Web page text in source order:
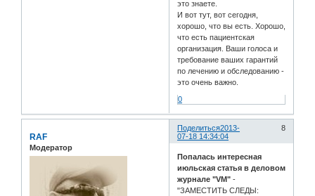
это знаете.
И вот тут, вот сегодня,
хорошо, что вы есть. Хорошо,
что есть пациентская
организация. Ваши голоса и
требование ваших гарантий
по лечению и обследованию -
это очень важно.
0
Поделиться 8
2013-
07-18 14:34:04
RAF
Модератор
Попалась интересная
июльская статья в деловом
журнале "VM" -
"ЗАМЕСТИТЬ СЛЕДЫ: